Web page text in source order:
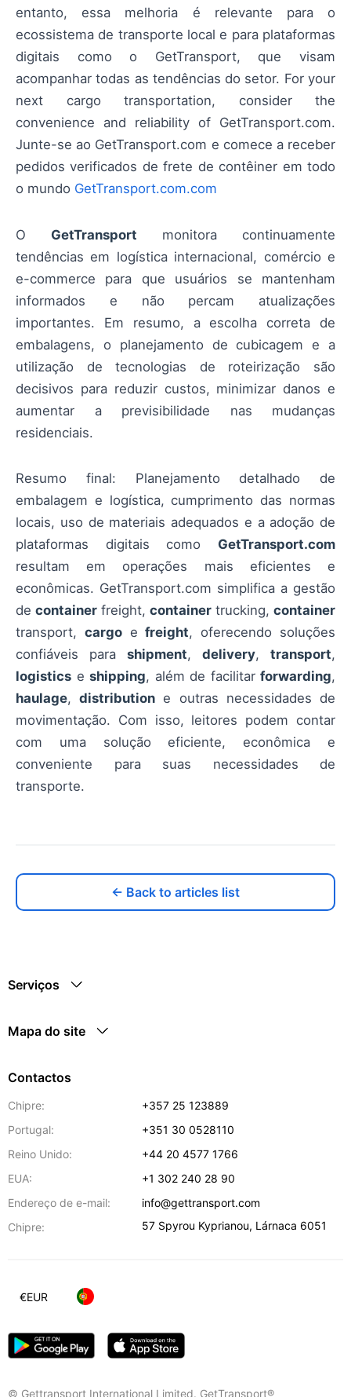
entanto, essa melhoria é relevante para o
ecossistema de transporte local e para plataformas
digitais como o GetTransport, que visam
acompanhar todas as tendências do setor. For your
next cargo transportation, consider the
convenience and reliability of GetTransport.com.
Junte-se ao GetTransport.com e comece a receber
pedidos verificados de frete de contêiner em todo
o mundo GetTransport.com.com
O GetTransport monitora continuamente
tendências em logística internacional, comércio e
e-commerce para que usuários se mantenham
informados e não percam atualizações
importantes. Em resumo, a escolha correta de
embalagens, o planejamento de cubicagem e a
utilização de tecnologias de roteirização são
decisivos para reduzir custos, minimizar danos e
aumentar a previsibilidade nas mudanças
residenciais.
Resumo final: Planejamento detalhado de
embalagem e logística, cumprimento das normas
locais, uso de materiais adequados e a adoção de
plataformas digitais como GetTransport.com
resultam em operações mais eficientes e
econômicas. GetTransport.com simplifica a gestão
de container freight, container trucking, container
transport, cargoefreight, oferecendo soluções
confiáveis para shipment, delivery, transport,
logistics e shipping, além de facilitar forwarding,
haulage,distribution e outras necessidades de
movimentação. Com isso, leitores podem contar
com uma solução eficiente, econômica e
conveniente para suas necessidades de
transporte.
← Back to articles list
Serviços
Mapa do site
Contactos
Chipre:
+357 25 123889
Portugal:
+351 30 0528110
Reino Unido:
+44 20 4577 1766
EUA:
+1 302 240 28 90
Endereço de e-mail:
info@gettransport.com
Chipre:
57 Spyrou Kyprianou, Lárnaca 6051
© Gettransport International Limited. GetTransport®
€EUR